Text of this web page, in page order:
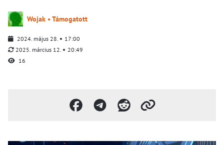
Wojak • Támogatott
2024. május 28.
17:00
2025. március 12.
20:49
16